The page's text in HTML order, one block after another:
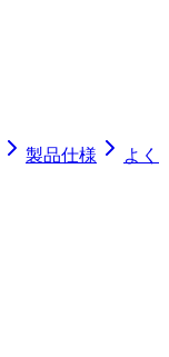
製品仕様
よく